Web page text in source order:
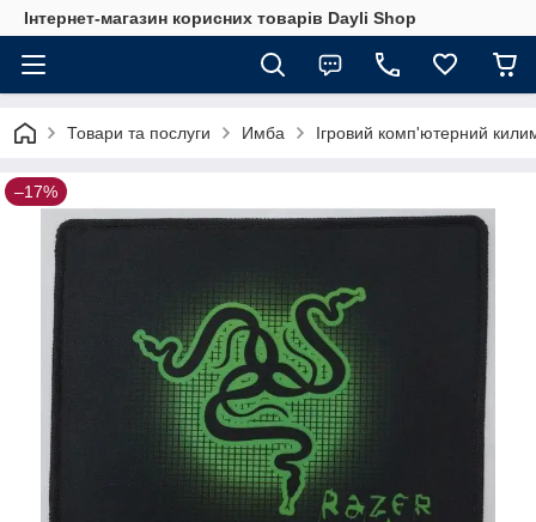
Інтернет-магазин корисних товарів Dayli Shop
Товари та послуги Имба Ігровий комп'ютерний
–17%